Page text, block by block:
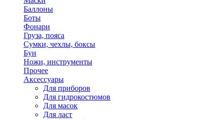
Баллоны
Боты
Фонари
Груза, пояса
Сумки, чехлы, боксы
Буи
Ножи, инструменты
Прочее
Аксессуары
Для приборов
Для гидрокостюмов
Для масок
Для ласт